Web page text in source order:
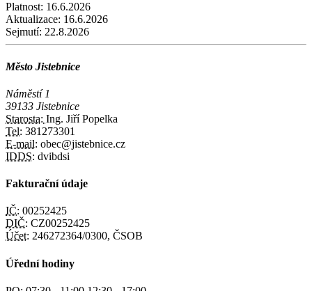
Platnost: 16.6.2026
Aktualizace: 16.6.2026
Sejmutí: 22.8.2026
Město Jistebnice
Náměstí 1
39133 Jistebnice
Starosta: Ing. Jiří Popelka
Tel: 381273301
E-mail: obec@jistebnice.cz
IDDS: dvibdsi
Fakturační údaje
IČ: 00252425
DIČ: CZ00252425
Účet: 246272364/0300, ČSOB
Úřední hodiny